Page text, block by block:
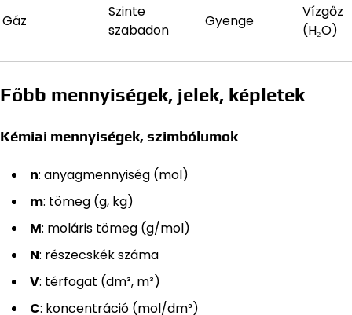
Gáz
Szinte
szabadon
Gyenge
Vízgőz
(H₂O)
Főbb mennyiségek, jelek, képletek
Kémiai mennyiségek, szimbólumok
n: anyagmennyiség (mol)
m: tömeg (g, kg)
M: moláris tömeg (g/mol)
N: részecskék száma
V: térfogat (dm³, m³)
C: koncentráció (mol/dm³)